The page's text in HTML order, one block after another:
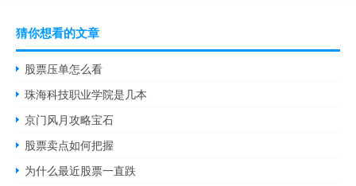
猜你想看的文章
股票压单怎么看
珠海科技职业学院是几本
京门风月攻略宝石
股票卖点如何把握
为什么最近股票一直跌